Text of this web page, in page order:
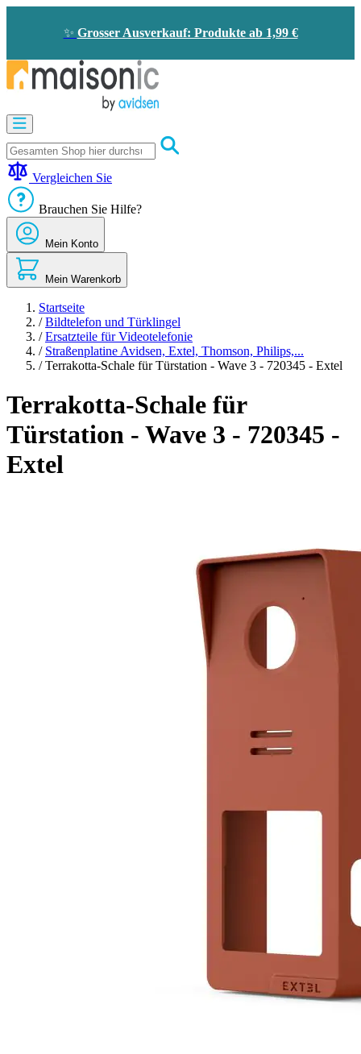
✨ Grosser Ausverkauf: Produkte ab 1,99 €
Bildtelefon
und
Türklingel
-
Energieeinsparung
Sicherheit
Komfort
im
Haus
Angebote
Vergleichen Sie
Brauchen Sie Hilfe?
Mein Konto
Mein Warenkorb
Startseite
/ Bildtelefon und Türklingel
/ Ersatzteile für Videotelefonie
/ Straßenplatine Avidsen, Extel, Thomson, Philips,...
/ Terrakotta-Schale für Türstation - Wave 3 - 720345 - Extel
Terrakotta-Schale für
Türstation - Wave 3 - 720345 -
Extel